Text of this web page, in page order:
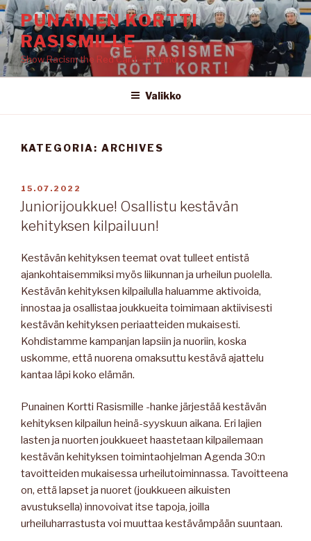
Siirry
sisältöönPUNAINEN KORTTI
RASISMILLE
Show Racism the Red Card – Finland
Valikko
KATEGORIA: ARCHIVES
JULKAISTU
15.07.2022
Juniorijoukkue! Osallistu kestävän
kehityksen kilpailuun!
Kestävän kehityksen teemat ovat tulleet entistä
ajankohtaisemmiksi myös liikunnan ja urheilun puolella.
Kestävän kehityksen kilpailulla haluamme aktivoida,
innostaa ja osallistaa joukkueita toimimaan aktiivisesti
kestävän kehityksen periaatteiden mukaisesti.
Kohdistamme kampanjan lapsiin ja nuoriin, koska
uskomme, että nuorena omaksuttu kestävä ajattelu
kantaa läpi koko elämän.
Punainen Kortti Rasismille -hanke järjestää kestävän
kehityksen kilpailun heinä-syyskuun aikana. Eri lajien
lasten ja nuorten joukkueet haastetaan kilpailemaan
kestävän kehityksen toimintaohjelman Agenda 30:n
tavoitteiden mukaisessa urheilutoiminnassa. Tavoitteena
on, että lapset ja nuoret (joukkueen aikuisten
avustuksella) innovoivat itse tapoja, joilla
urheiluharrastusta voi muuttaa kestävämpään suuntaan.